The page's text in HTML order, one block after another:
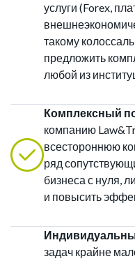
услуги (Forex,
такому
предложить
любой из
Комплексный
компанию
всестороннюю
ряд
бизнеса с нуля,
и повысить
задач крайне